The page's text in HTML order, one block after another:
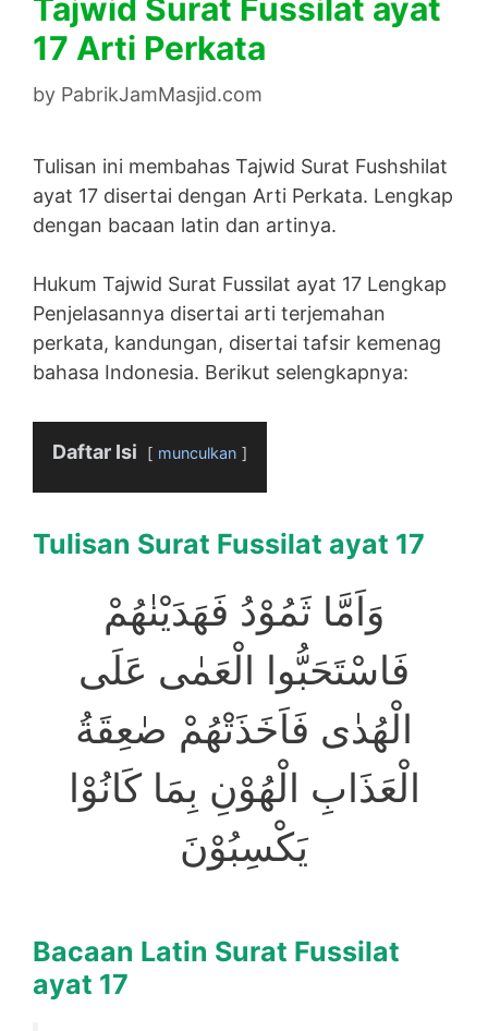
Tajwid Surat Fussilat ayat
17 Arti Perkata
by PabrikJamMasjid.com
Tulisan ini membahas Tajwid Surat Fushshilat
ayat 17 disertai dengan Arti Perkata. Lengkap
dengan bacaan latin dan artinya.
Hukum Tajwid Surat Fussilat ayat 17 Lengkap
Penjelasannya disertai arti terjemahan
perkata, kandungan, disertai tafsir kemenag
bahasa Indonesia. Berikut selengkapnya:
Daftar Isi munculkan
Tulisan Surat Fussilat ayat 17
وَاَمَّا ثَمُوْدُ فَهَدَيْنٰهُمْ
فَاسْتَحَبُّوا الْعَمٰى عَلَى
الْهُدٰى فَاَخَذَتْهُمْ صٰعِقَةُ
الْعَذَابِ الْهُوْنِ بِمَا كَانُوْا
يَكْسِبُوْنَ
Bacaan Latin Surat Fussilat
ayat 17